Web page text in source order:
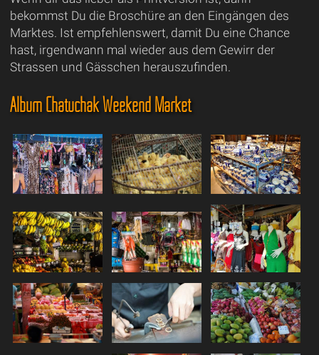
bekommst Du die Broschüre an den Eingängen des
Marktes. Ist empfehlenswert, damit Du eine Chance
hast, irgendwann mal wieder aus dem Gewirr der
Strassen und Gässchen herauszufinden.
Album Chatuchak Weekend Market